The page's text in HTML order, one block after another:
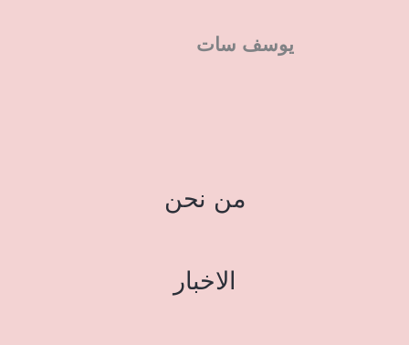
يوسف سات
من نحن
الاخبار